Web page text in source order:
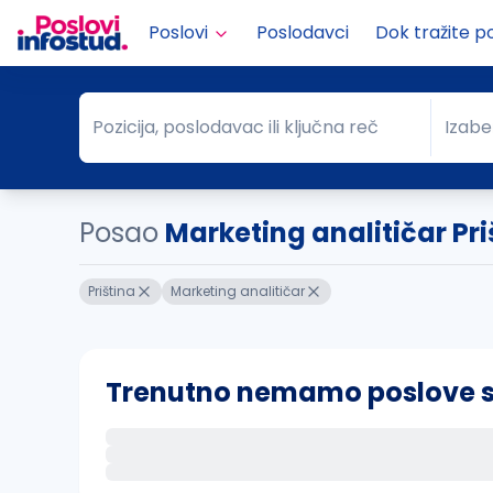
Poslovi Poslodavci Dok tražite
Pozicija, poslodavac ili ključna reč
Pozicija, poslodavac ili ključna reč Grad
Posao Marketing analitičar
Priština Marketing analitičar
Trenutno nemamo poslove